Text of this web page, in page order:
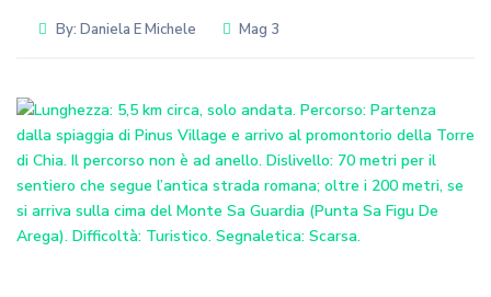
By: Daniela E Michele Mag 3